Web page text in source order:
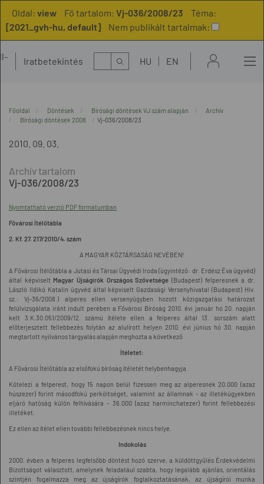
Oldal: view Fő tartalom: Vj-036/2008/23
Téma:
[2021_gvh-hu, default]
Nem publikált tartalmak:
Iratbetekintés Kereső HU EN
Főoldal Döntések Bírósági döntések VJ szám alapján
Archív
Bírósági döntések 2008
Vj-036/2008/23
2010. 09. 03.
Vj-036/2008/23
Nyomtatható verzió PDF formátumban
Fővárosi Ítélőtábla
2. Kf. 27. 217/2010/4. szám
A MAGYAR KÖZTÁRSASÁG NEVÉBEN!
A Fővárosi Ítélőtábla a Jutasi és Társai Ügyvédi Iroda (ügyintéző: dr. Erdész Éva ügyvéd)
által képviselt Magyar Újságírók Országos Szövetsége (Budapest) felperesnek a dr.
László Ildikó Katalin ügyvéd által képviselt Gazdasági Versenyhivatal (Budapest) Hiv.
sz.: Vj-36/2008.) alperes ellen versenyügyben hozott közigazgatási határozat
felülvizsgálata iránt indult perében a Fővárosi Bíróság 2010. évi január hó 20. napján
kelt 3.K.30.051/2009/12. számú ítélete ellen a felperes által 13. sorszám alatt
előterjesztett fellebbezés folytán az alulírott helyen 2010. évi június hó 30. napján
megtartott nyilvános tárgyalás alapján meghozta a következő
Ítéletet:
A Fővárosi Ítélőtábla az elsőfokú bíróság ítéletét helybenhagyja.
Kötelezi a felperest, hogy 15 napon belül fizessen meg az alperesnek 20.000 (azaz
húszezer) forint másodfokú perköltséget, valamint az államnak - az illetékügyekben
eljáró hatóság külön felhívására - 36.000 (azaz harminchatezer) forint fellebbezési
illetéket.
Ez ellen az ítélet ellen további fellebbezésnek nincs helye.
Indokolás
2000. évben a felperes legfelsőbb döntést hozó szerve, a küldöttgyűlés Érdekvédelmi
Bizottságot választott, amelynek feladatául szabta, hogy legalább ajánlás, orientálás
szintjén fogalmazza meg az újságírók foglalkoztatásának, az újságírói munka